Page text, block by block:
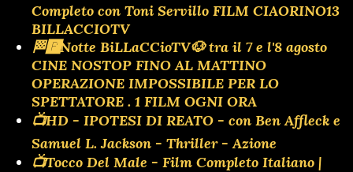
Completo con Toni Servillo FILM CIAORINO13
BILLACCIOTV
🏁🅿️Notte BiLLaCCioTV🐶 tra il 7 e l'8 agosto
CINE NOSTOP FINO AL MATTINO
OPERAZIONE IMPOSSIBILE PER LO
SPETTATORE . 1 FILM OGNI ORA
📺HD - IPOTESI DI REATO - con Ben Affleck e
Samuel L. Jackson - Thriller - Azione
📺Tocco Del Male - Film Completo Italiano |